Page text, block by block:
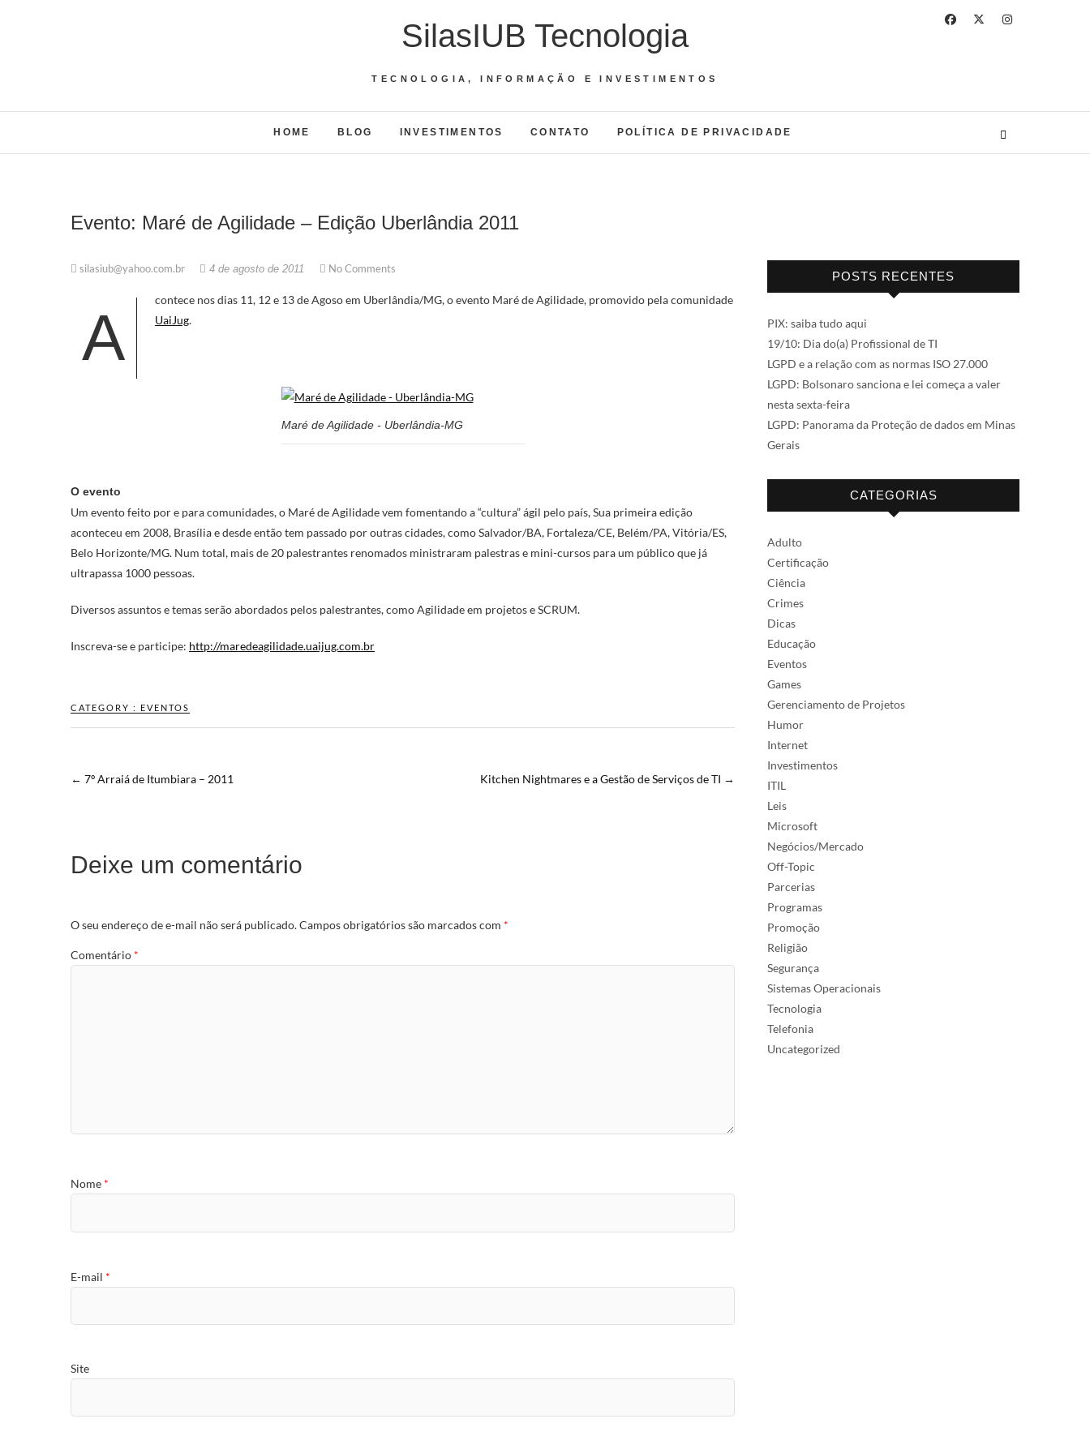
SilasIUB Tecnologia
TECNOLOGIA, INFORMAÇÃO E INVESTIMENTOS
HOME BLOG INVESTIMENTOS CONTATO POLÍTICA DE PRIVACIDADE
Evento: Maré de Agilidade – Edição Uberlândia 2011
silasiub@yahoo.com.br 4 de agosto de 2011 No Comments
A
contece nos dias 11, 12 e 13 de Agoso em Uberlândia/MG, o evento Maré de Agilidade, promovido pela comunidade
UaiJug.
Maré de Agilidade - Uberlândia-MG
O evento
Um evento feito por e para comunidades, o Maré de Agilidade vem fomentando a “cultura” ágil pelo país, Sua primeira edição
aconteceu em 2008, Brasília e desde então tem passado por outras cidades, como Salvador/BA, Fortaleza/CE, Belém/PA, Vitória/ES,
Belo Horizonte/MG. Num total, mais de 20 palestrantes renomados ministraram palestras e mini-cursos para um público que já
ultrapassa 1000 pessoas.
Diversos assuntos e temas serão abordados pelos palestrantes, como Agilidade em projetos e SCRUM.
Inscreva-se e participe: http://maredeagilidade.uaijug.com.br
CATEGORY : EVENTOS
← 7º Arraiá de Itumbiara – 2011 Kitchen Nightmares e a Gestão de Serviços de TI →
Deixe um comentário
O seu endereço de e-mail não será publicado.Campos obrigatórios são marcados com *
Comentário *
Nome *
E-mail *
Site
POSTS RECENTES
PIX: saiba tudo aqui
19/10: Dia do(a) Profissional de TI
LGPD e a relação com as normas ISO 27.000
LGPD: Bolsonaro sanciona e lei começa a valer
nesta sexta-feira
LGPD: Panorama da Proteção de dados em Minas
Gerais
CATEGORIAS
Adulto
Certificação
Ciência
Crimes
Dicas
Educação
Eventos
Games
Gerenciamento de Projetos
Humor
Internet
Investimentos
ITIL
Leis
Microsoft
Negócios/Mercado
Off-Topic
Parcerias
Programas
Promoção
Religião
Segurança
Sistemas Operacionais
Tecnologia
Telefonia
Uncategorized